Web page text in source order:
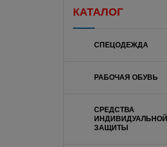
КАТАЛОГ
СПЕЦОДЕЖДА
РАБОЧАЯ ОБУВЬ
СРЕДСТВА
ИНДИВИДУАЛЬНОЙ
ЗАЩИТЫ